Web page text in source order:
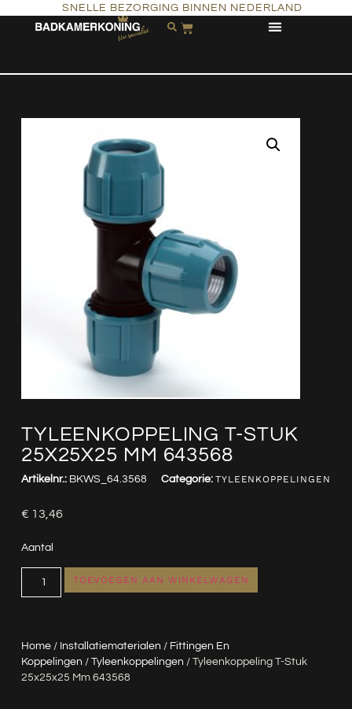
SNELLE BEZORGING BINNEN NEDERLAND
TYLEENKOPPELING T-STUK
25X25X25 MM 643568
Home/ Installatiematerialen / Fittingen En
Koppelingen / Tyleenkoppelingen / Tyleenkoppeling T-Stuk
25x25x25 Mm 643568
Artikelnr.: BKWS_64.3568 Categorie: TYLEENKOPPELINGEN
€ 13,46
Aantal
TOEVOEGEN AAN WINKELWAGEN